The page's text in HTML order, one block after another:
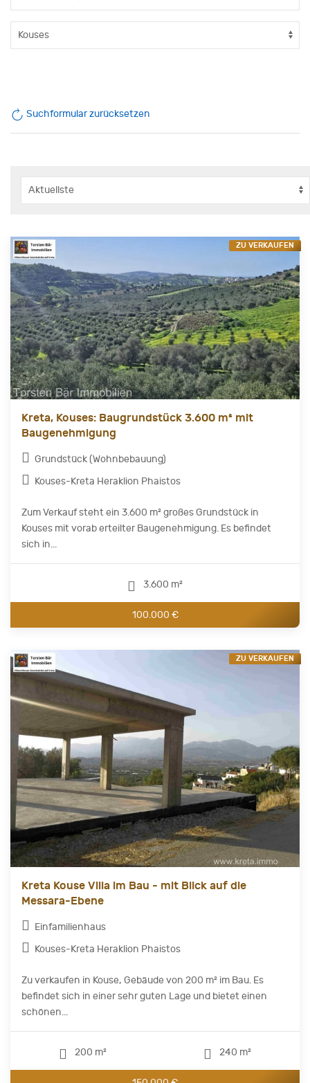
Suchformular zurücksetzen
Kreta, Kouses: Baugrundstück 3.600 m² mit
Baugenehmigung
Grundstück (Wohnbebauung)
Kouses-Kreta Heraklion Phaistos
Zum Verkauf steht ein 3.600 m² großes Grundstück in
Kouses mit vorab erteilter Baugenehmigung. Es befindet
sich in...
3.600 m²
100.000 €
ZU VERKAUFEN
Kreta Kouse Villa im Bau - mit Blick auf die
Messara-Ebene
Einfamilienhaus
Kouses-Kreta Heraklion Phaistos
Zu verkaufen in Kouse, Gebäude von 200 m² im Bau. Es
befindet sich in einer sehr guten Lage und bietet einen
schönen...
200 m² 240 m²
ZU VERKAUFEN